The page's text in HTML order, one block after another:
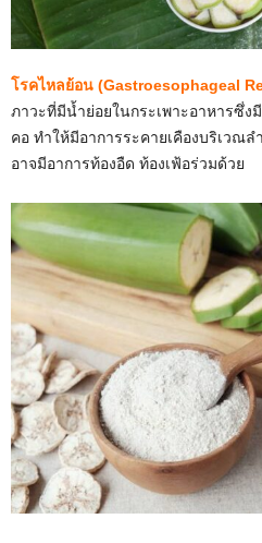
โรคไหลย้อน (Gastroesophageal
ภาวะที่มีน้ำย่อยในกระเพาะอาหารซึ่
คอ ทำให้มีอาการระคายเคืองบริเวณ
อาจมีอาการท้องอืด ท้องเฟ้อร่วมด้วย